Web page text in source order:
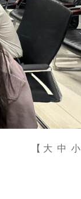
【 大 中 小